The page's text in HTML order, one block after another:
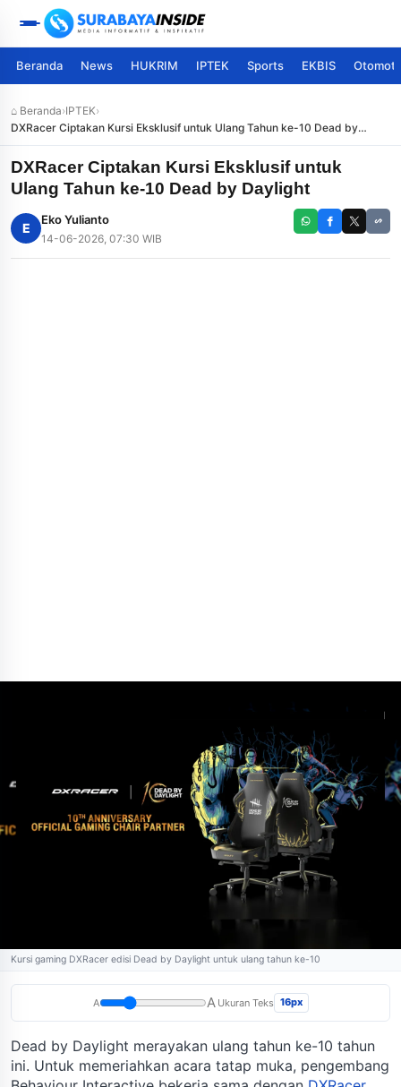
Beranda News HUKRIM IPTEK Sports EKBIS
⌂ Beranda›IPTEK›
DXRacer Ciptakan Kursi Eksklusif untuk Ulang Tahun ke-10 Dead by
Daylight
DXRacer Ciptakan Kursi Eksklusif untuk
Ulang Tahun ke-10 Dead by Daylight
E
Eko Yulianto
14-06-2026, 07:30 WIB
Kursi gaming DXRacer edisi Dead by Daylight untuk ulang tahun ke-10
A A Ukuran Teks 16px
Dead by Daylight merayakan ulang tahun ke-10 tahun
ini. Untuk memeriahkan acara tatap muka, pengembang